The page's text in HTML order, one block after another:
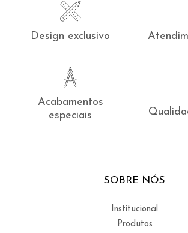
Design exclusivo
Acabamentos
especiais
SOBRE NÓS
Institucional
Produtos